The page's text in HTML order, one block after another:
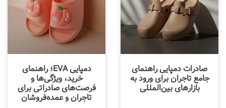
صادرات دمپایی راهنمای
جامع تاجران برای ورود به
بازارهای بین‌المللی
دمپایی EVA؛ راهنمای
خرید، ویژگی‌ها و
فرصت‌های صادراتی برای
تاجران و عمده‌فروشان